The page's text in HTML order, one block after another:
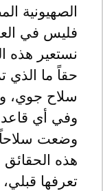
الصهيونية
فليس في
نستعير هذه
حقاً ما الذي
سلاح جوي،
وفي أي
وضعت سلاحاً
هذه الحقائق
تعرفها